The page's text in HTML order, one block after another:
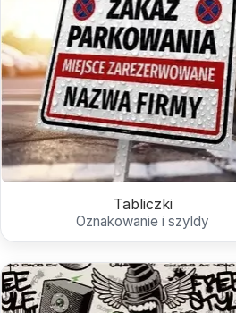
Tabliczki
Oznakowanie i szyldy